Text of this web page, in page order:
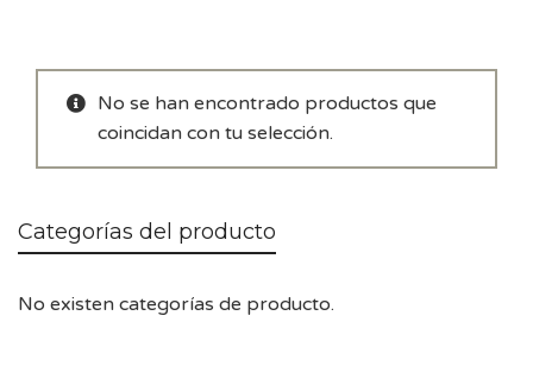
No se han encontrado productos que
coincidan con tu selección.
Categorías del producto
No existen categorías de producto.